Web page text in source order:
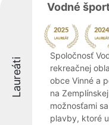
Laureáti
Vodné
Spoločnosť
rekreačnej
obce Vinné a
na
možnosťami
plavby, ktoré